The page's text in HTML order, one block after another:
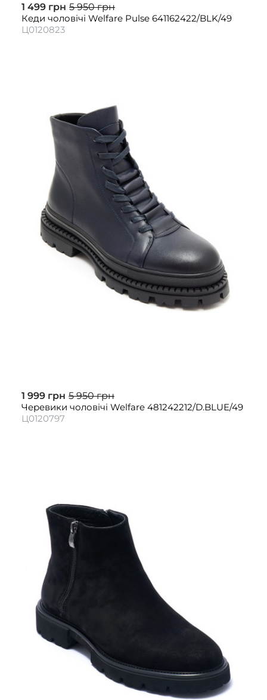
1 499 грн 5 950 грн
Кеди чоловічі Welfare Pulse 641162422/BLK/49
Ц0120823
1 999 грн 5 950 грн
Черевики чоловічі Welfare 481242212/D.BLUE/49
Ц0120797